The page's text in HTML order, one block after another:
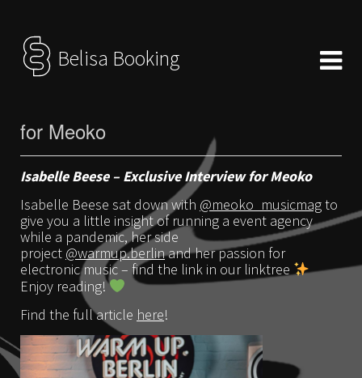
Belisa Booking
for Meoko
Isabelle Beese – Exclusive Interview for Meoko
Isabelle Beese sat down with @meoko_musicmagto
give you a little insight of running a event agency
while a pandemic, her side
project @warmup.berlinand her passion for
electronic music – find the link in our linktree
Enjoy reading!
Find the full article here!